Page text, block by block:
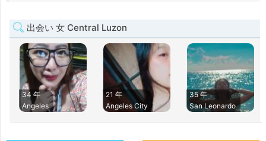
出会い 女 Central Luzon
34 年
Angeles
21 年
Angeles City
35 年
San Leonardo